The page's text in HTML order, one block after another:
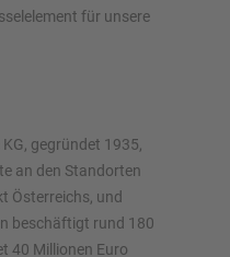
für unsere
gegründet 1935,
an den Standorten
Österreichs, und
beschäftigt rund 180
40 Millionen Euro